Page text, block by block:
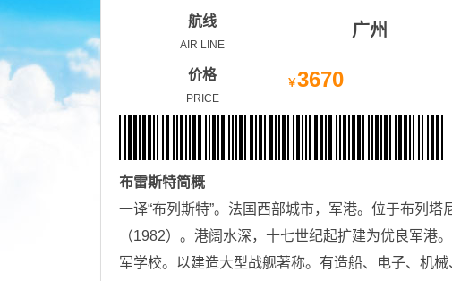
航线
AIR LINE
广州
价格
PRICE
￥3670
布雷斯特简概
一译“布列斯特”。法国西部城市，军港。位于布列
（1982）。港阔水深，十七世纪起扩建为优良军港
军学校。以建造大型战舰著称。有造船、电子、机